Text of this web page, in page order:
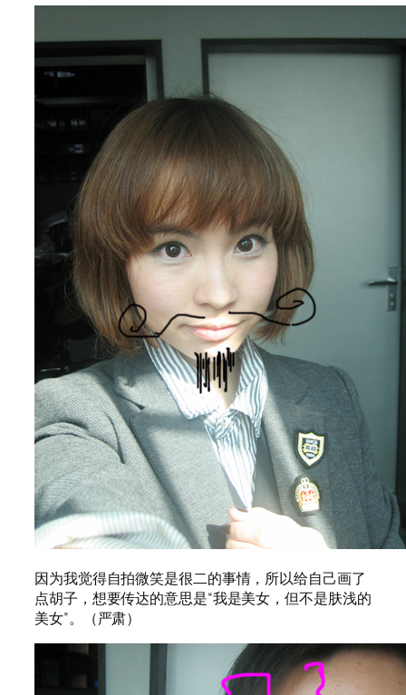
因为我觉得自拍微笑是很二的事情，所以给自己画了
点胡子，想要传达的意思是“我是美女，但不是肤浅的
美女”。（严肃）